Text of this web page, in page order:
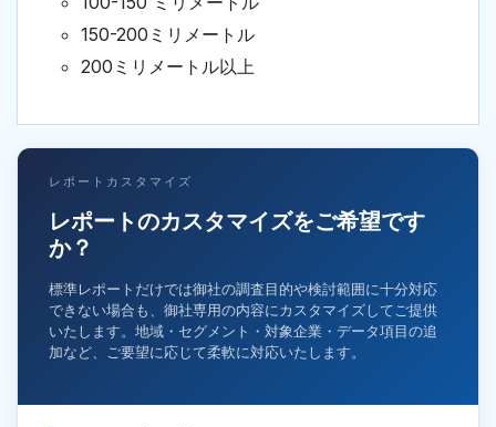
150-200ミリメートル
200ミリメートル以上
レポートカスタマイズ
レポートのカスタマイズをご希望です
か？
標準レポートだけでは御社の調査目的や検討範囲に十分対応
できない場合も、御社専用の内容にカスタマイズしてご提供
いたします。地域・セグメント・対象企業・データ項目の追
加など、ご要望に応じて柔軟に対応いたします。